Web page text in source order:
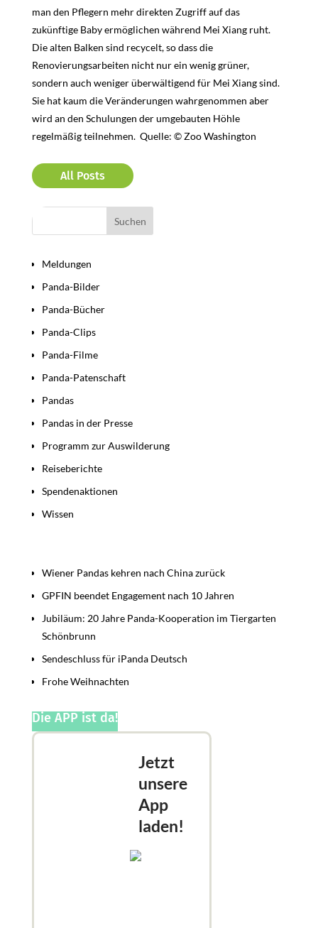
man den Pflegern mehr direkten Zugriff auf das
zukünftige Baby ermöglichen während Mei Xiang ruht.
Die alten Balken sind recycelt, so dass die
Renovierungsarbeiten nicht nur ein wenig grüner,
sondern auch weniger überwältigend für Mei Xiang sind.
Sie hat kaum die Veränderungen wahrgenommen aber
wird an den Schulungen der umgebauten Höhle
regelmäßig teilnehmen. Quelle: © Zoo Washington
All Posts
Meldungen
Panda-Bilder
Panda-Bücher
Panda-Clips
Panda-Filme
Panda-Patenschaft
Pandas
Pandas in der Presse
Programm zur Auswilderung
Reiseberichte
Spendenaktionen
Wissen
Wiener Pandas kehren nach China zurück
GPFIN beendet Engagement nach 10 Jahren
Jubiläum: 20 Jahre Panda-Kooperation im Tiergarten
Schönbrunn
Sendeschluss für iPanda Deutsch
Frohe Weihnachten
Die APP ist da!
Jetzt
unsere
App
laden!